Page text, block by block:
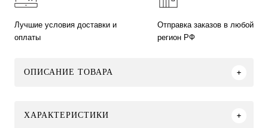
Лучшие условия доставки и
оплаты
Отправка заказов в любой
регион РФ
ОПИСАНИЕ ТОВАРА
ХАРАКТЕРИСТИКИ